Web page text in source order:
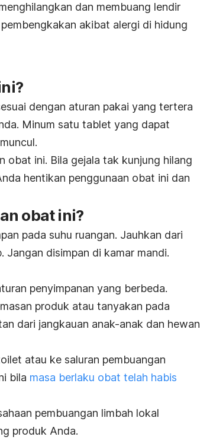
dan membuang lendir
akibat alergi di hidung
dengan aturan pakai yang tertera
Minum satu tablet yang dapat
obat ini. Bila gejala tak kunjung hilang
hentikan penggunaan obat ini dan
obat ini?
pada suhu ruangan. Jauhkan dari
disimpan di kamar mandi.
penyimpanan yang berbeda.
produk atau tanyakan pada
dari jangkauan anak-anak dan hewan
atau ke saluran pembuangan
bila masa berlaku obat telah habis
pembuangan limbah lokal
produk Anda.